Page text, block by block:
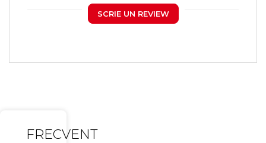
SCRIE UN REVIEW
FRECVENT